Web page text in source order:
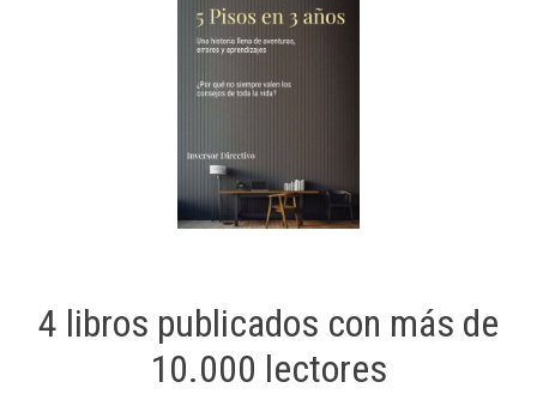
4 libros publicados con más de
10.000 lectores